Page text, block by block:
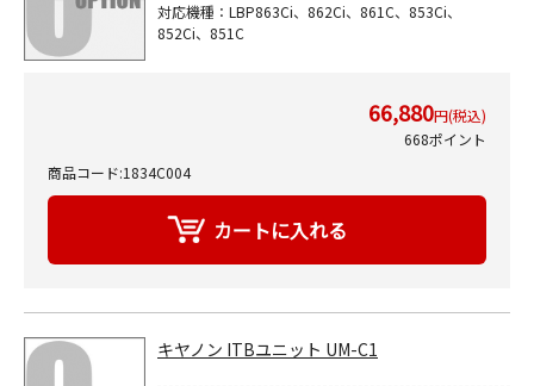
対応機種：LBP863Ci、862Ci、861C、853Ci、
852Ci、851C
66,880円(税込)
668ポイント
商品コード:1834C004
キヤノン ITBユニット UM-C1